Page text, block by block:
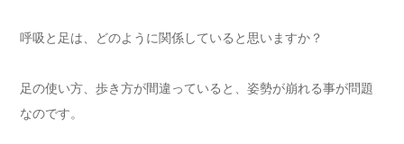
呼吸と足は、どのように関係していると思いますか？
足の使い方、歩き方が間違っていると、姿勢が崩れる事が問題
なのです。